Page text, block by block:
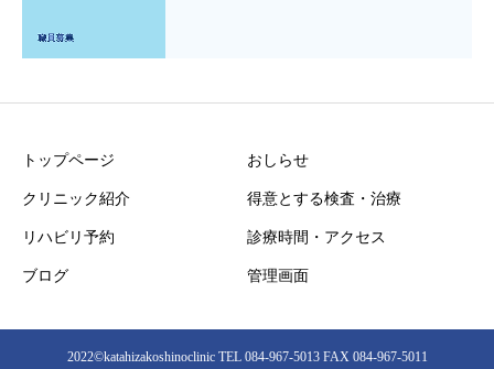
トップページ おしらせ
クリニック紹介 得意とする検査・治療
リハビリ予約 診療時間・アクセス
ブログ 管理画面
2022©︎katahizakoshinoclinic TEL 084-967-5013 FAX 084-967-5011